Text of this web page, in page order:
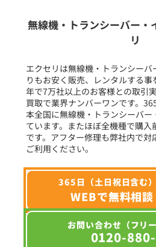
フリーワード入力(製
選択条件をリセ
無線機・トランシーバー・
リ
エクセリは無線機・トランシーバ
りもお安く販売、レンタルする
年で7万社以上のお客様との取引
買取で業界ナンバーワンです。
本全国に無線機・トランシーバー
ています。またほぼ全機種で購
です。アフター修理も弊社内で対
ご利用ください。
365日（土日祝日含む
WEBで無料相談
お問い合わせ（フリ
0120-